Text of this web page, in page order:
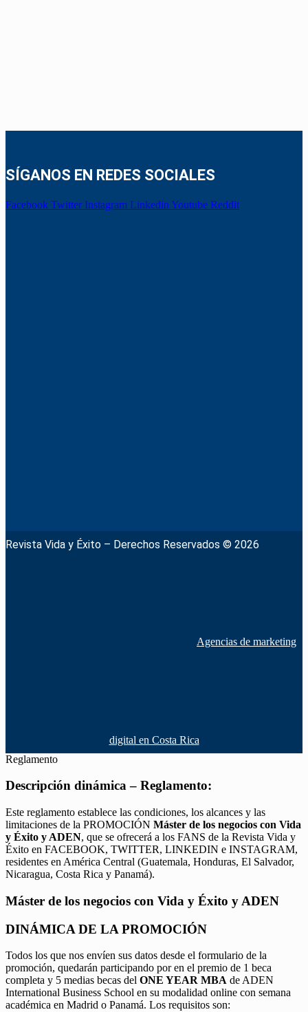
SÍGANOS EN REDES SOCIALES
Facebook Twitter Instagram Linkedin Youtube Reddit
Revista Vida y Éxito – Derechos Reservados © 2026
Agencias de marketing
digital en Costa Rica
Reglamento
Descripción dinámica – Reglamento:
Este reglamento establece las condiciones, los alcances y las
limitaciones de la PROMOCIÓN Máster de los negocios con Vida
y Éxito y ADEN, que se ofrecerá a los FANS de la Revista Vida y
Éxito en FACEBOOK, TWITTER, LINKEDIN e INSTAGRAM,
residentes en América Central (Guatemala, Honduras, El Salvador,
Nicaragua, Costa Rica y Panamá).
Máster de los negocios con Vida y Éxito y ADEN
DINÁMICA DE LA PROMOCIÓN
Todos los que nos envíen sus datos desde el formulario de la
promoción, quedarán participando por en el premio de 1 beca
completa y 5 medias becas del ONE YEAR MBA de ADEN
International Business School en su modalidad online con semana
académica en Madrid o Panamá. Los requisitos son: